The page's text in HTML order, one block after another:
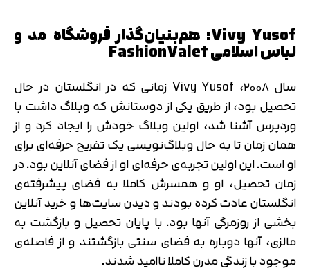
Vivy Yusof: هم‌بنیان‌گذار فروشگاه مد و
لباس اسلامی FashionValet
سال ۲۰۰۸، Vivy Yusof زمانی که در انگلستان در حال
تحصیل بود، از طریق یکی از دوستانش که وبلاگ داشت با
وردپرس آشنا شد، اولین وبلاگ خودش را ایجاد کرد و از
همان زمان تا به حال وبلاگ‌نویسی یک تفریح حرفه‌ای برای
او است. این اولین تجربه‌ی حرفه‌ای او از فضای آنلاین بود. در
زمان تحصیل، او و همسرش کاملا به فضای پیشرفته‌ی
انگلستان عادت کرده بودند و دیدن سایت‌ها و خرید آنلاین
بخشی از روزمرگی آنها بود. با پایان تحصیل و بازگشت به
مالزی، آنها دوباره به فضای سنتی بازگشتند و از فاصله‌ی
موجود با زندگی مدرن کاملا ناامید شدند.